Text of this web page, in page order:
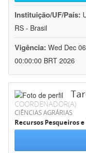
Instituição/UF/País:
RS - Brasil
Vigência: Wed Dec
00:00:00 BRT 2026
COORDENADOR(A)
CIÊNCIAS AGRÁRIAS
Recursos Pesqueiros